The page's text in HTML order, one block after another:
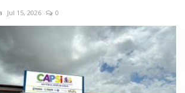
Jul 15, 2026 0